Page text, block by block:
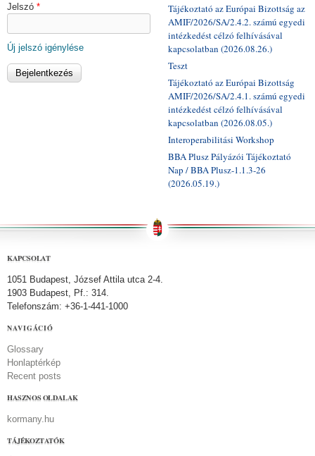
Jelszó *
Új jelszó igénylése
Tájékoztató az Európai Bizottság az
AMIF/2026/SA/2.4.2. számú egyedi
intézkedést célzó felhívásával
kapcsolatban (2026.08.26.)
Teszt
Tájékoztató az Európai Bizottság
AMIF/2026/SA/2.4.1. számú egyedi
intézkedést célzó felhívásával
kapcsolatban (2026.08.05.)
Interoperabilitási Workshop
BBA Plusz Pályázói Tájékoztató
Nap / BBA Plusz-1.1.3-26
(2026.05.19.)
KAPCSOLAT
1051 Budapest, József Attila utca 2-4.
1903 Budapest, Pf.: 314.
Telefonszám: +36-1-441-1000
NAVIGÁCIÓ
Glossary
Honlaptérkép
Recent posts
HASZNOS OLDALAK
kormany.hu
TÁJÉKOZTATÓK